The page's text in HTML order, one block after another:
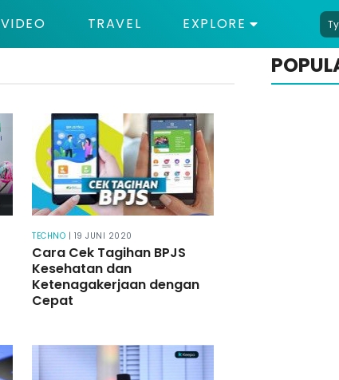
VIDEO TRAVEL EXPLORE
TECHNO | 19 JUNI 2020
Cara Cek Tagihan BPJS
Kesehatan dan
Ketenagakerjaan dengan
Cepat